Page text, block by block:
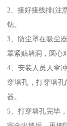
2、接好接线排(注
钻。
3、防尘罩在吸尘
罩紧贴墙洞，圆心
4、安装人员人拿
穿墙孔，打穿墙
器。
5、打穿墙孔完毕